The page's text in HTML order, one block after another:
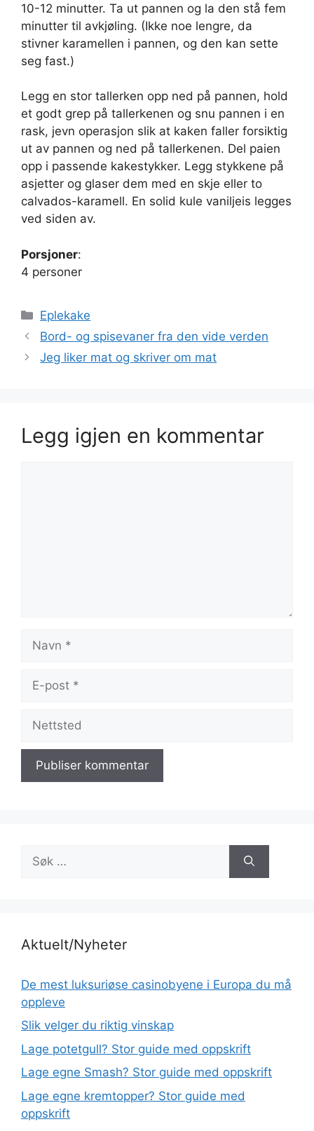
10-12 minutter. Ta ut pannen og la den stå fem
minutter til avkjøling. (Ikke noe lengre, da
stivner karamellen i pannen, og den kan sette
seg fast.)
Legg en stor tallerken opp ned på pannen, hold
et godt grep på tallerkenen og snu pannen i en
rask, jevn operasjon slik at kaken faller forsiktig
ut av pannen og ned på tallerkenen. Del paien
opp i passende kakestykker. Legg stykkene på
asjetter og glaser dem med en skje eller to
calvados-karamell. En solid kule vaniljeis legges
ved siden av.
Porsjoner:
4 personer
Kategorier
Eplekake
Bord- og spisevaner fra den vide verden
Jeg liker mat og skriver om mat
Legg igjen en kommentar
post
etter:
Aktuelt/Nyheter
De mest luksuriøse casinobyene i Europa du må
oppleve
Slik velger du riktig vinskap
Lage potetgull? Stor guide med oppskrift
Lage egne Smash? Stor guide med oppskrift
Lage egne kremtopper? Stor guide med
oppskrift